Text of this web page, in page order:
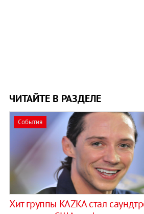
ЧИТАЙТЕ В РАЗДЕЛЕ
События
Хит группы KAZKA стал